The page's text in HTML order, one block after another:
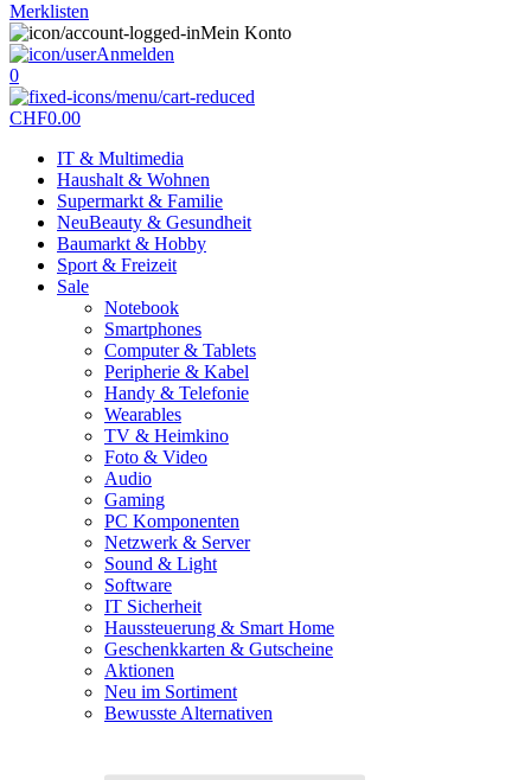
Merklisten
Mein Konto
Anmelden
0
CHF0.00
IT & Multimedia
Haushalt & Wohnen
Supermarkt & Familie
NeuBeauty & Gesundheit
Baumarkt & Hobby
Sport & Freizeit
Sale
Notebook
Smartphones
Computer & Tablets
Peripherie & Kabel
Handy & Telefonie
Wearables
TV & Heimkino
Foto & Video
Audio
Gaming
PC Komponenten
Netzwerk & Server
Sound & Light
Software
IT Sicherheit
Haussteuerung & Smart Home
Geschenkkarten & Gutscheine
Aktionen
Neu im Sortiment
Bewusste Alternativen